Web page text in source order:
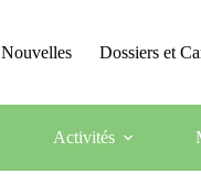
Nouvelles Dossiers et
Activités